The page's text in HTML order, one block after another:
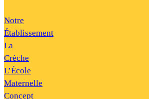
Notre
Établissement
La
Crèche
L’École
Maternelle
Concept